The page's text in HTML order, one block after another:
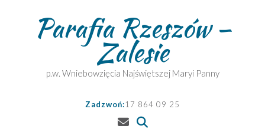
Parafia Rzeszów –
Zalesie
p.w. Wniebowzięcia Najświętszej Maryi Panny
Zadzwoń:17 864 09 25